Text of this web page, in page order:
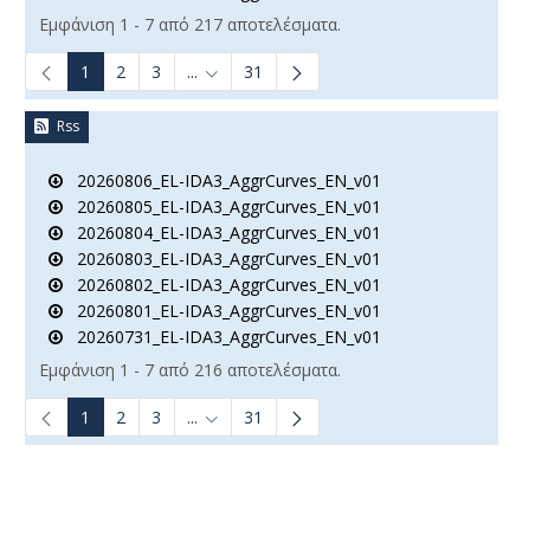
Εμφάνιση 1 - 7 από 217 αποτελέσματα.
1 2 3 ... Ενδιάμεσες σελίδες Use TAB to navigate.
31
Rss
20260806_EL-IDA3_AggrCurves_EN_v01
20260805_EL-IDA3_AggrCurves_EN_v01
20260804_EL-IDA3_AggrCurves_EN_v01
20260803_EL-IDA3_AggrCurves_EN_v01
20260802_EL-IDA3_AggrCurves_EN_v01
20260801_EL-IDA3_AggrCurves_EN_v01
20260731_EL-IDA3_AggrCurves_EN_v01
Εμφάνιση 1 - 7 από 216 αποτελέσματα.
1 2 3 ... Ενδιάμεσες σελίδες Use TAB to navigate.
31